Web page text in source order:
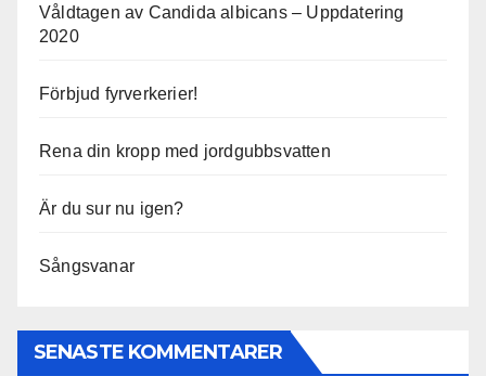
Våldtagen av Candida albicans – Uppdatering
2020
Förbjud fyrverkerier!
Rena din kropp med jordgubbsvatten
Är du sur nu igen?
Sångsvanar
SENASTE KOMMENTARER